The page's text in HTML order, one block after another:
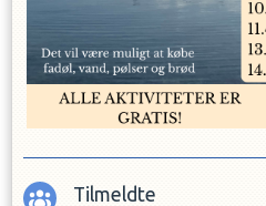
Tilmeldte